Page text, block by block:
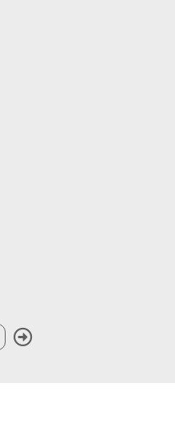
Submit